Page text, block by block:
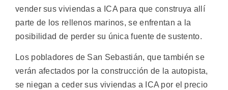
vender sus viviendas a ICA para que construya allí
parte de los rellenos marinos, se enfrentan a la
posibilidad de perder su única fuente de sustento.
Los pobladores de San Sebastián, que también se
verán afectados por la construcción de la autopista,
se niegan a ceder sus viviendas a ICA por el precio